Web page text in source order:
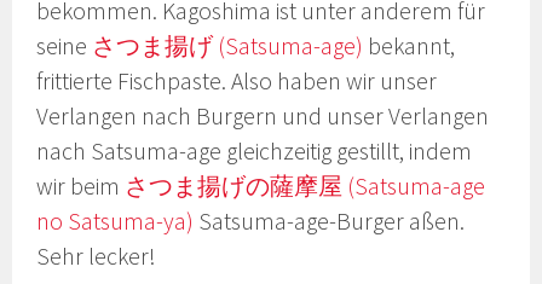
bekommen. Kagoshima ist unter anderem für
seine さつま揚げ (Satsuma-age) bekannt,
frittierte Fischpaste. Also haben wir unser
Verlangen nach Burgern und unser Verlangen
nach Satsuma-age gleichzeitig gestillt, indem
wir beim さつま揚げの薩摩屋 (Satsuma-age
no Satsuma-ya) Satsuma-age-Burger aßen.
Sehr lecker!